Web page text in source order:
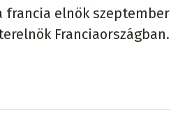
francia elnök
Franciaországban.